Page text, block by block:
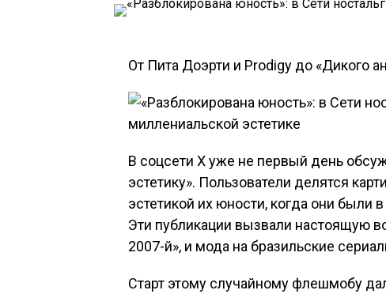
От Пита Доэрти и Prodigy до «Дикого
В соцсети X уже не первый день
эстетику». Пользователи делятся
эстетикой их юности, когда они были
Эти публикации вызвали настоящую
2007-й», и мода на бразильские
Старт этому случайному флешмобу